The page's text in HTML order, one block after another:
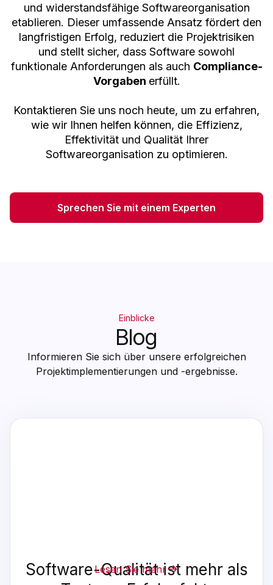
und widerstandsfähige Softwareorganisation
etablieren. Dieser umfassende Ansatz fördert den
langfristigen Erfolg, reduziert die Projektrisiken
und stellt sicher, dass Software sowohl
funktionale Anforderungen als auch Compliance-
Vorgaben erfüllt.
Kontaktieren Sie uns noch heute, um zu erfahren,
wie wir Ihnen helfen können, die Effizienz,
Effektivität und Qualität Ihrer
Softwareorganisation zu optimieren.
Sprechen Sie mit einem Experten
Einblicke
Blog
Informieren Sie sich über unsere erfolgreichen
Projektimplementierungen und -ergebnisse.
Software-Qualität ist mehr als
Lesen Sie mehr